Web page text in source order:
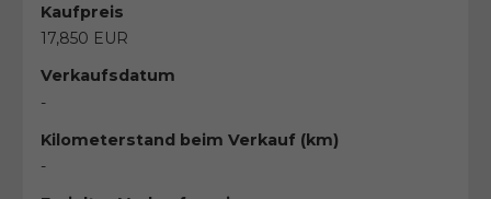
Kaufpreis
17,850 EUR
Verkaufsdatum
-
Kilometerstand beim Verkauf (km)
-